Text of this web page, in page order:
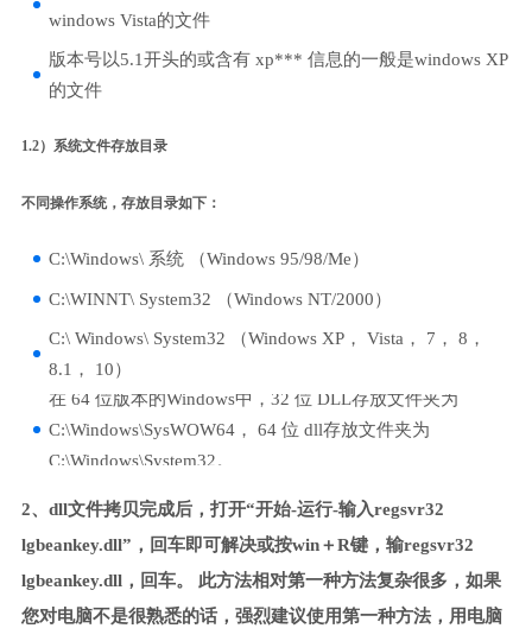
windows Vista的文件
版本号以5.1开头的或含有 xp*** 信息的一般是windows XP
的文件
1.2）系统文件存放目录
不同操作系统，存放目录如下：
C:\Windows\ 系统 （Windows 95/98/Me）
C:\WINNT\ System32 （Windows NT/2000）
C:\ Windows\ System32 （Windows XP， Vista， 7， 8，
8.1， 10）
在 64 位版本的Windows中，32 位 DLL存放文件夹为
C:\Windows\SysWOW64， 64 位 dll存放文件夹为
C:\Windows\System32。
2、dll文件拷贝完成后，打开“开始-运行-输入regsvr32
lgbeankey.dll”，回车即可解决或按win＋R键，输regsvr32
lgbeankey.dll，回车。 此方法相对第一种方法复杂很多，如果
您对电脑不是很熟悉的话，强烈建议使用第一种方法，用电脑